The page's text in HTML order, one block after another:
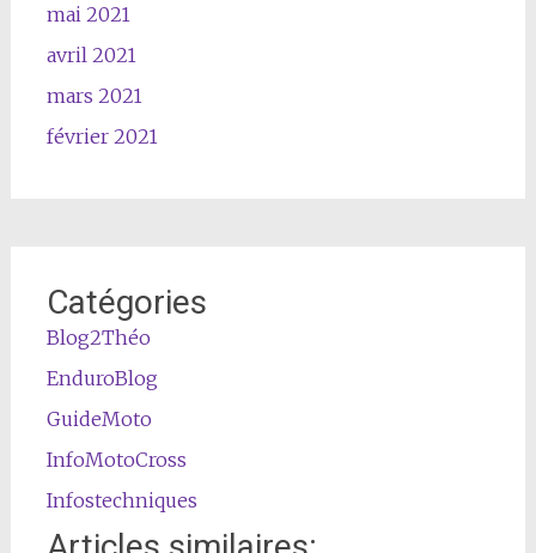
mai 2021
avril 2021
mars 2021
février 2021
Catégories
Blog2Théo
EnduroBlog
GuideMoto
InfoMotoCross
Infostechniques